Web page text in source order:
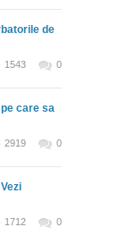
de
1543 0
care sa
2919 0
1712 0